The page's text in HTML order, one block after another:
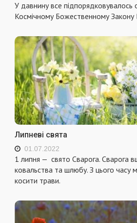
У давнину все
Космічному Божественному Закону
Липневі свята
01.07.2022
1 липня — свято Сварога. Сварога
ковальства та шлюбу. З цього часу
косити трави.